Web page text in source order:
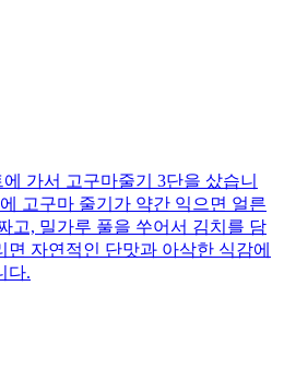
가서 고구마줄기 3단을 샀습니
고구마 줄기가 약간 익으면 얼른
고, 밀가루 풀을 쑤어서 김치를 담
자연적인 단맛과 아삭한 식감에
다.